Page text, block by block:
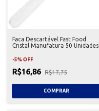
Faca Descartável Fast Food
Cristal Manufatura 50 Unidades
-5% OFF
R$16,86 R$17,75